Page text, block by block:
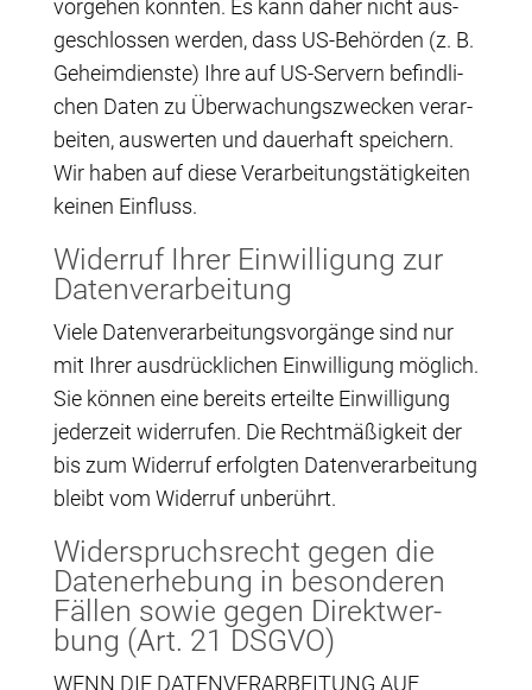
vor­ge­hen könn­ten. Es kann daher nicht aus­
ge­schlos­sen wer­den, dass US-Behör­den (z. B.
Geheim­diens­te) Ihre auf US-Ser­vern befind­li­
chen Daten zu Über­wa­chungs­zwe­cken ver­ar­
bei­ten, aus­wer­ten und dau­er­haft spei­chern.
Wir haben auf die­se Ver­ar­bei­tungs­tä­tig­kei­ten
kei­nen Einfluss.
Wider­ruf Ihrer Ein­wil­li­gung zur
Datenverarbeitung
Vie­le Daten­ver­ar­bei­tungs­vor­gän­ge sind nur
mit Ihrer aus­drück­li­chen Ein­wil­li­gung mög­lich.
Sie kön­nen eine bereits erteil­te Ein­wil­li­gung
jeder­zeit wider­ru­fen. Die Recht­mä­ßig­keit der
bis zum Wider­ruf erfolg­ten Daten­ver­ar­bei­tung
bleibt vom Wider­ruf unberührt.
Wider­spruchs­recht gegen die
Daten­er­he­bung in beson­de­ren
Fäl­len sowie gegen Direkt­wer­
bung (Art. 21 DSGVO)
WENN DIE DATENVERARBEITUNG AUF